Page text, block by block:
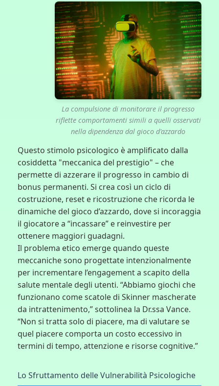
La compulsione di monitorare il progresso
riflette comportamenti simili a quelli osservati
nella dipendenza dal gioco d'azzardo
Questo stimolo psicologico è amplificato dalla
cosiddetta "meccanica del prestigio" – che
permette di azzerare il progresso in cambio di
bonus permanenti. Si crea così un ciclo di
costruzione, reset e ricostruzione che ricorda le
dinamiche del gioco d’azzardo, dove si incoraggia
il giocatore a “incassare” e reinvestire per
ottenere maggiori guadagni.
Il problema etico emerge quando queste
meccaniche sono progettate intenzionalmente
per incrementare l’engagement a scapito della
salute mentale degli utenti. “Abbiamo giochi che
funzionano come scatole di Skinner mascherate
da intrattenimento,” sottolinea la Dr.ssa Vance.
“Non si tratta solo di piacere, ma di valutare se
quel piacere comporta un costo eccessivo in
termini di tempo, attenzione e risorse cognitive.”
Lo Sfruttamento delle Vulnerabilità Psicologiche